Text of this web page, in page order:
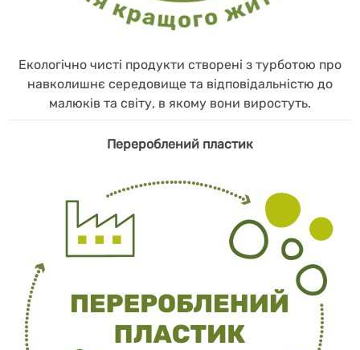
Екологічно чисті продукти створені з турботою про
навколишнє середовище та відповідальністю до
малюків та світу, в якому вони виростуть.
Перероблений пластик